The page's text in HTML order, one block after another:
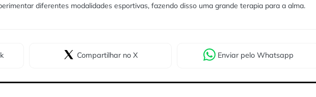
diferentes modalidades esportivas, fazendo disso uma grande terapia para a alma.
Compartilhar no X Enviar pelo Whatsapp